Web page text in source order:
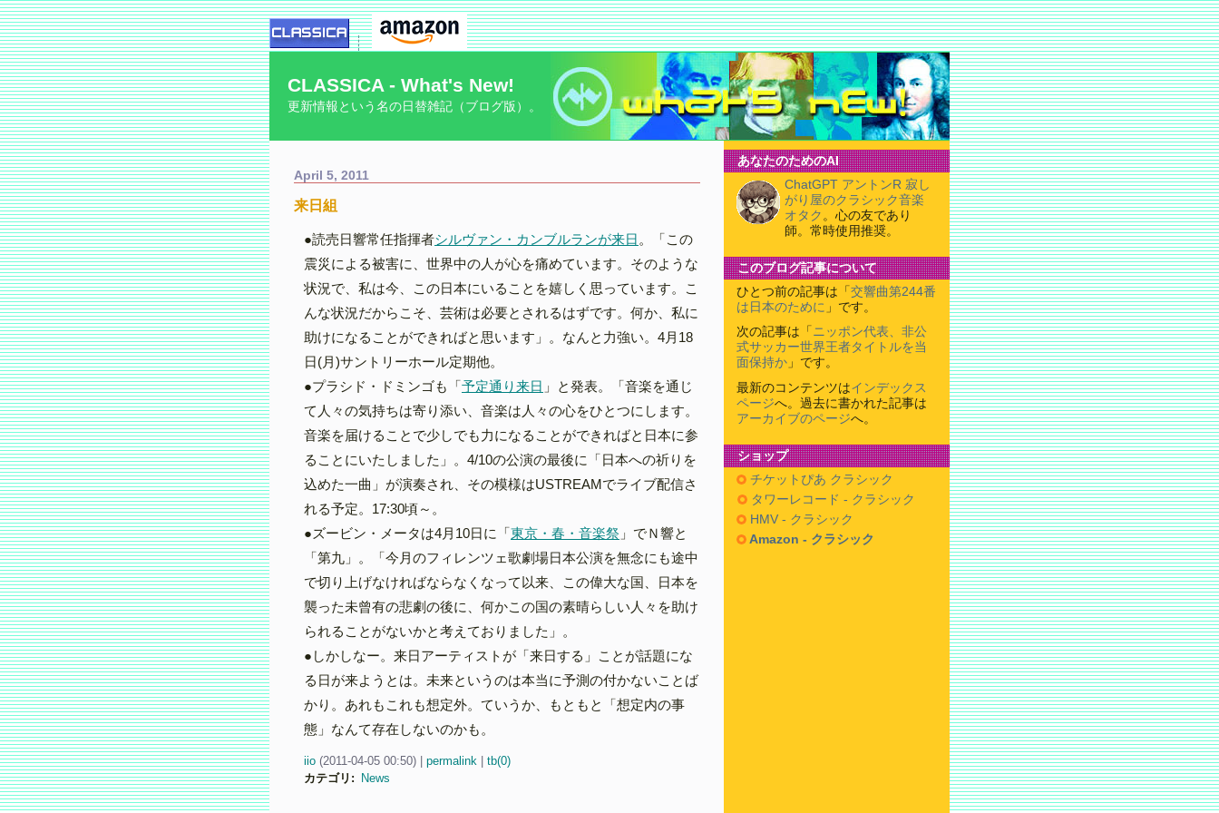
CLASSICA - What's New!
更新情報という名の日替雑記（ブログ版）。
April 5, 2011
来日組
●読売日響常任指揮者シルヴァン・カンブルランが来日 。「この
震災による被害に、世界中の人が心を痛めています。そのような
状況で、私は今、この日本にいることを嬉しく思っています。こ
んな状況だからこそ、芸術は必要とされるはずです。何か、私に
助けになることができればと思います」。なんと力強い。4月18
日(月)サントリーホール定期他。
●プラシド・ドミンゴも「予定通り来日 」と発表。「音楽を通じ
て人々の気持ちは寄り添い、音楽は人々の心をひとつにします。
音楽を届けることで少しでも力になることができればと日本に参
ることにいたしました」。4/10の公演の最後に「日本への祈りを
込めた一曲」が演奏され、その模様はUSTREAMでライブ配信さ
れる予定。17:30頃～。
●ズービン・メータは4月10日に「東京・春・音楽祭 」でＮ響と
「第九」。「今月のフィレンツェ歌劇場日本公演を無念にも途中
で切り上げなければならなくなって以来、この偉大な国、日本を
襲った未曾有の悲劇の後に、何かこの国の素晴らしい人々を助け
られることがないかと考えておりました」。
●しかしなー。来日アーティストが「来日する」ことが話題にな
る日が来ようとは。未来というのは本当に予測の付かないことば
かり。あれもこれも想定外。ていうか、もともと「想定内の事
態」なんて存在しないのかも。
iio (2011-04-05 00:50) | permalink | tb(0)
カテゴリ : News
あなたのためのAI
ChatGPT アントンR 寂し
がり屋のクラシック音楽
オタク 。心の友であり
師。常時使用推奨。
このブログ記事について
ひとつ前の記事は「 交響曲第244番
は日本のために 」です。
次の記事は「 ニッポン代表、非公
式サッカー世界王者タイトルを当
面保持か 」です。
最新のコンテンツはインデックス
ページへ。過去に書かれた記事は
アーカイブのページへ。
ショップ
チケットぴあ クラシック
タワーレコード - クラシック
HMV - クラシック
Amazon - クラシック